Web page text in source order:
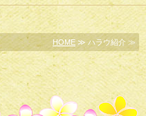
HOME ≫ ハラウ紹介 ≫